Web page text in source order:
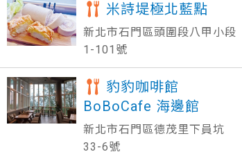
米詩堤極北藍點
新北市石門區頭圍段八甲小段
1-101號
豹豹咖啡館
BoBoCafe 海邊館
新北市石門區德茂里下員坑
33-6號